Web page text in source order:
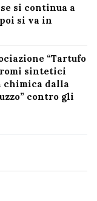
si continua a
si va in
“Tartufo
sintetici
chimica dalla
contro gli